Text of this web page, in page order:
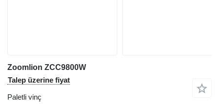
Zoomlion ZCC9800W
Talep üzerine fiyat
Paletli vinç